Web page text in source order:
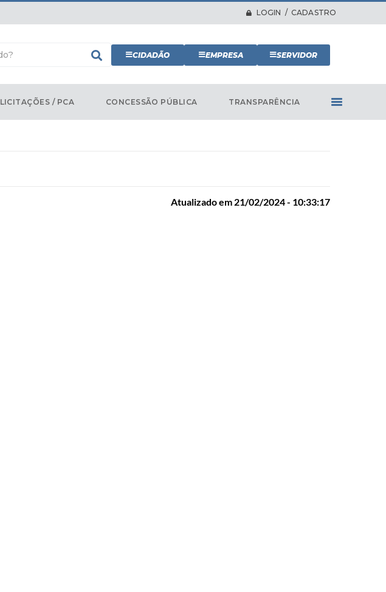
LOGIN / CADASTRO
CIDADÃO EMPRESA SERVIDOR
LICITAÇÕES / PCA CONCESSÃO PÚBLICA TRANSPARÊNCIA
Atualizado em 21/02/2024 - 10:33:17